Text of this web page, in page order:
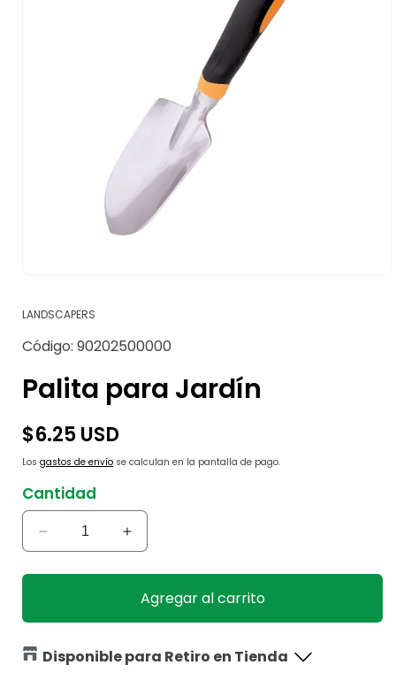
multimedia
1
una
LANDSCAPERS
Código: SKU:
90202500000
Palita para Jardín
Precio
habitual
$6.25 USD
Los gastos de envío se calculan en la pantalla de pago.
Cantidad
Reducir
cantidad
para
Aumentar
cantidad
para
Palita
Agregar al carrito
Disponible para Retiro en Tienda